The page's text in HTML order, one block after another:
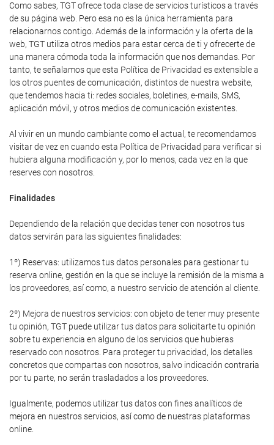
Como sabes, TGT ofrece toda clase de servicios turísticos a través
de su página web. Pero esa no es la única herramienta para
relacionarnos contigo. Además de la información y la oferta de la
web, TGT utiliza otros medios para estar cerca de ti y ofrecerte de
una manera cómoda toda la información que nos demandas. Por
tanto, te señalamos que esta Política de Privacidad es extensible a
los otros puentes de comunicación, distintos de nuestra website,
que tendemos hacia ti: redes sociales, boletines, e-mails, SMS,
aplicación móvil, y otros medios de comunicación existentes.
Al vivir en un mundo cambiante como el actual, te recomendamos
visitar de vez en cuando esta Política de Privacidad para verificar si
hubiera alguna modificación y, por lo menos, cada vez en la que
reserves con nosotros.
Finalidades
Dependiendo de la relación que decidas tener con nosotros tus
datos servirán para las siguientes finalidades:
1º) Reservas: utilizamos tus datos personales para gestionar tu
reserva online, gestión en la que se incluye la remisión de la misma a
los proveedores, así como, a nuestro servicio de atención al cliente.
2º) Mejora de nuestros servicios: con objeto de tener muy presente
tu opinión, TGT puede utilizar tus datos para solicitarte tu opinión
sobre tu experiencia en alguno de los servicios que hubieras
reservado con nosotros. Para proteger tu privacidad, los detalles
concretos que compartas con nosotros, salvo indicación contraria
por tu parte, no serán trasladados a los proveedores.
Igualmente, podemos utilizar tus datos con fines analíticos de
mejora en nuestros servicios, así como de nuestras plataformas
online.